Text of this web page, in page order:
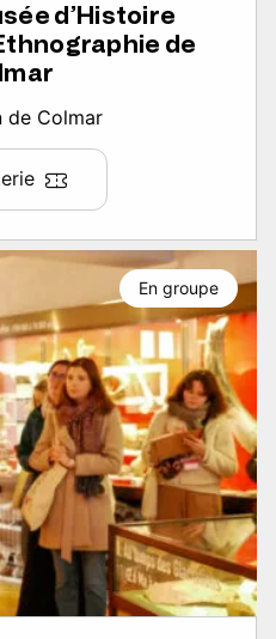
d’Histoire
de
de Colmar
En groupe